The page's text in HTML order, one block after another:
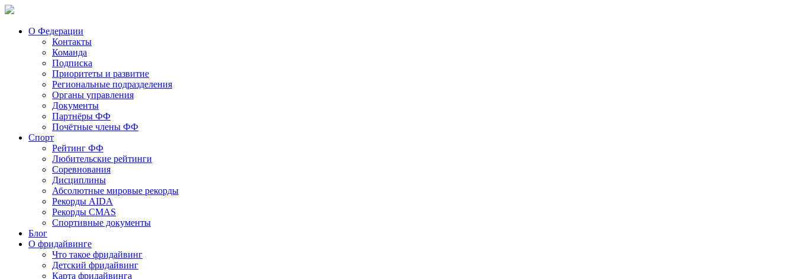
О Федерации
Контакты
Команда
Подписка
Приоритеты и развитие
Региональные подразделения
Органы управления
Документы
Партнёры ФФ
Почётные члены ФФ
Спорт
Рейтинг ФФ
Любительские рейтинги
Соревнования
Дисциплины
Абсолютные мировые рекорды
Рекорды AIDA
Рекорды CMAS
Спортивные документы
Блог
О фридайвинге
Что такое фридайвинг
Детский фридайвинг
Карта фридайвинга